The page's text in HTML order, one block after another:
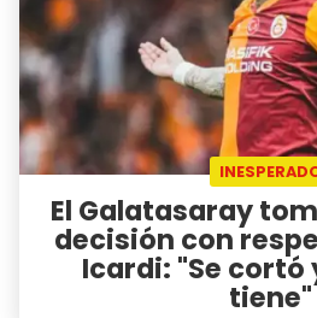
El Galatasaray
decisión con
Icardi: "Se cortó
tiene"